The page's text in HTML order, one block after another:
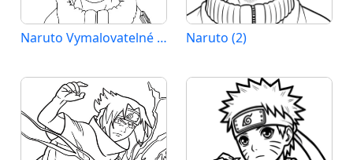
Naruto Vymalovatelné pro Děti Naruto (2)